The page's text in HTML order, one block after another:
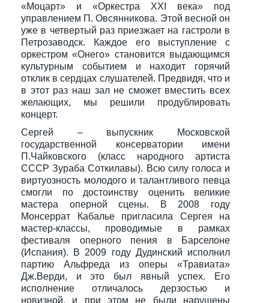
«Моцарт» и «Оркестра XXI века» под
управлением П. Овсянникова. Этой весной он
уже в четвертый раз приезжает на гастроли в
Петрозаводск. Каждое его выступление с
оркестром «Онего» становится выдающимся
культурным событием и находит горячий
отклик в сердцах слушателей. Предвидя, что и
в этот раз наш зал не сможет вместить всех
желающих, мы решили продублировать
концерт.
Сергей – выпускник Московской
государственной консерватории имени
П.Чайковского (класс народного артиста
СССР Зураба Соткилавы). Всю силу голоса и
виртуозность молодого и талантливого певца
смогли по достоинству оценить великие
мастера оперной сцены. В 2008 году
Монсеррат Кабалье пригласила Сергея на
мастер-классы, проводимые в рамках
фестиваля оперного пения в Барселоне
(Испания). В 2009 году Дудинский исполнил
партию Альфреда из оперы «Травиата»
Дж.Верди, и это был явный успех. Его
исполнение отличалось дерзостью и
новизной, и при этом не были нарушены